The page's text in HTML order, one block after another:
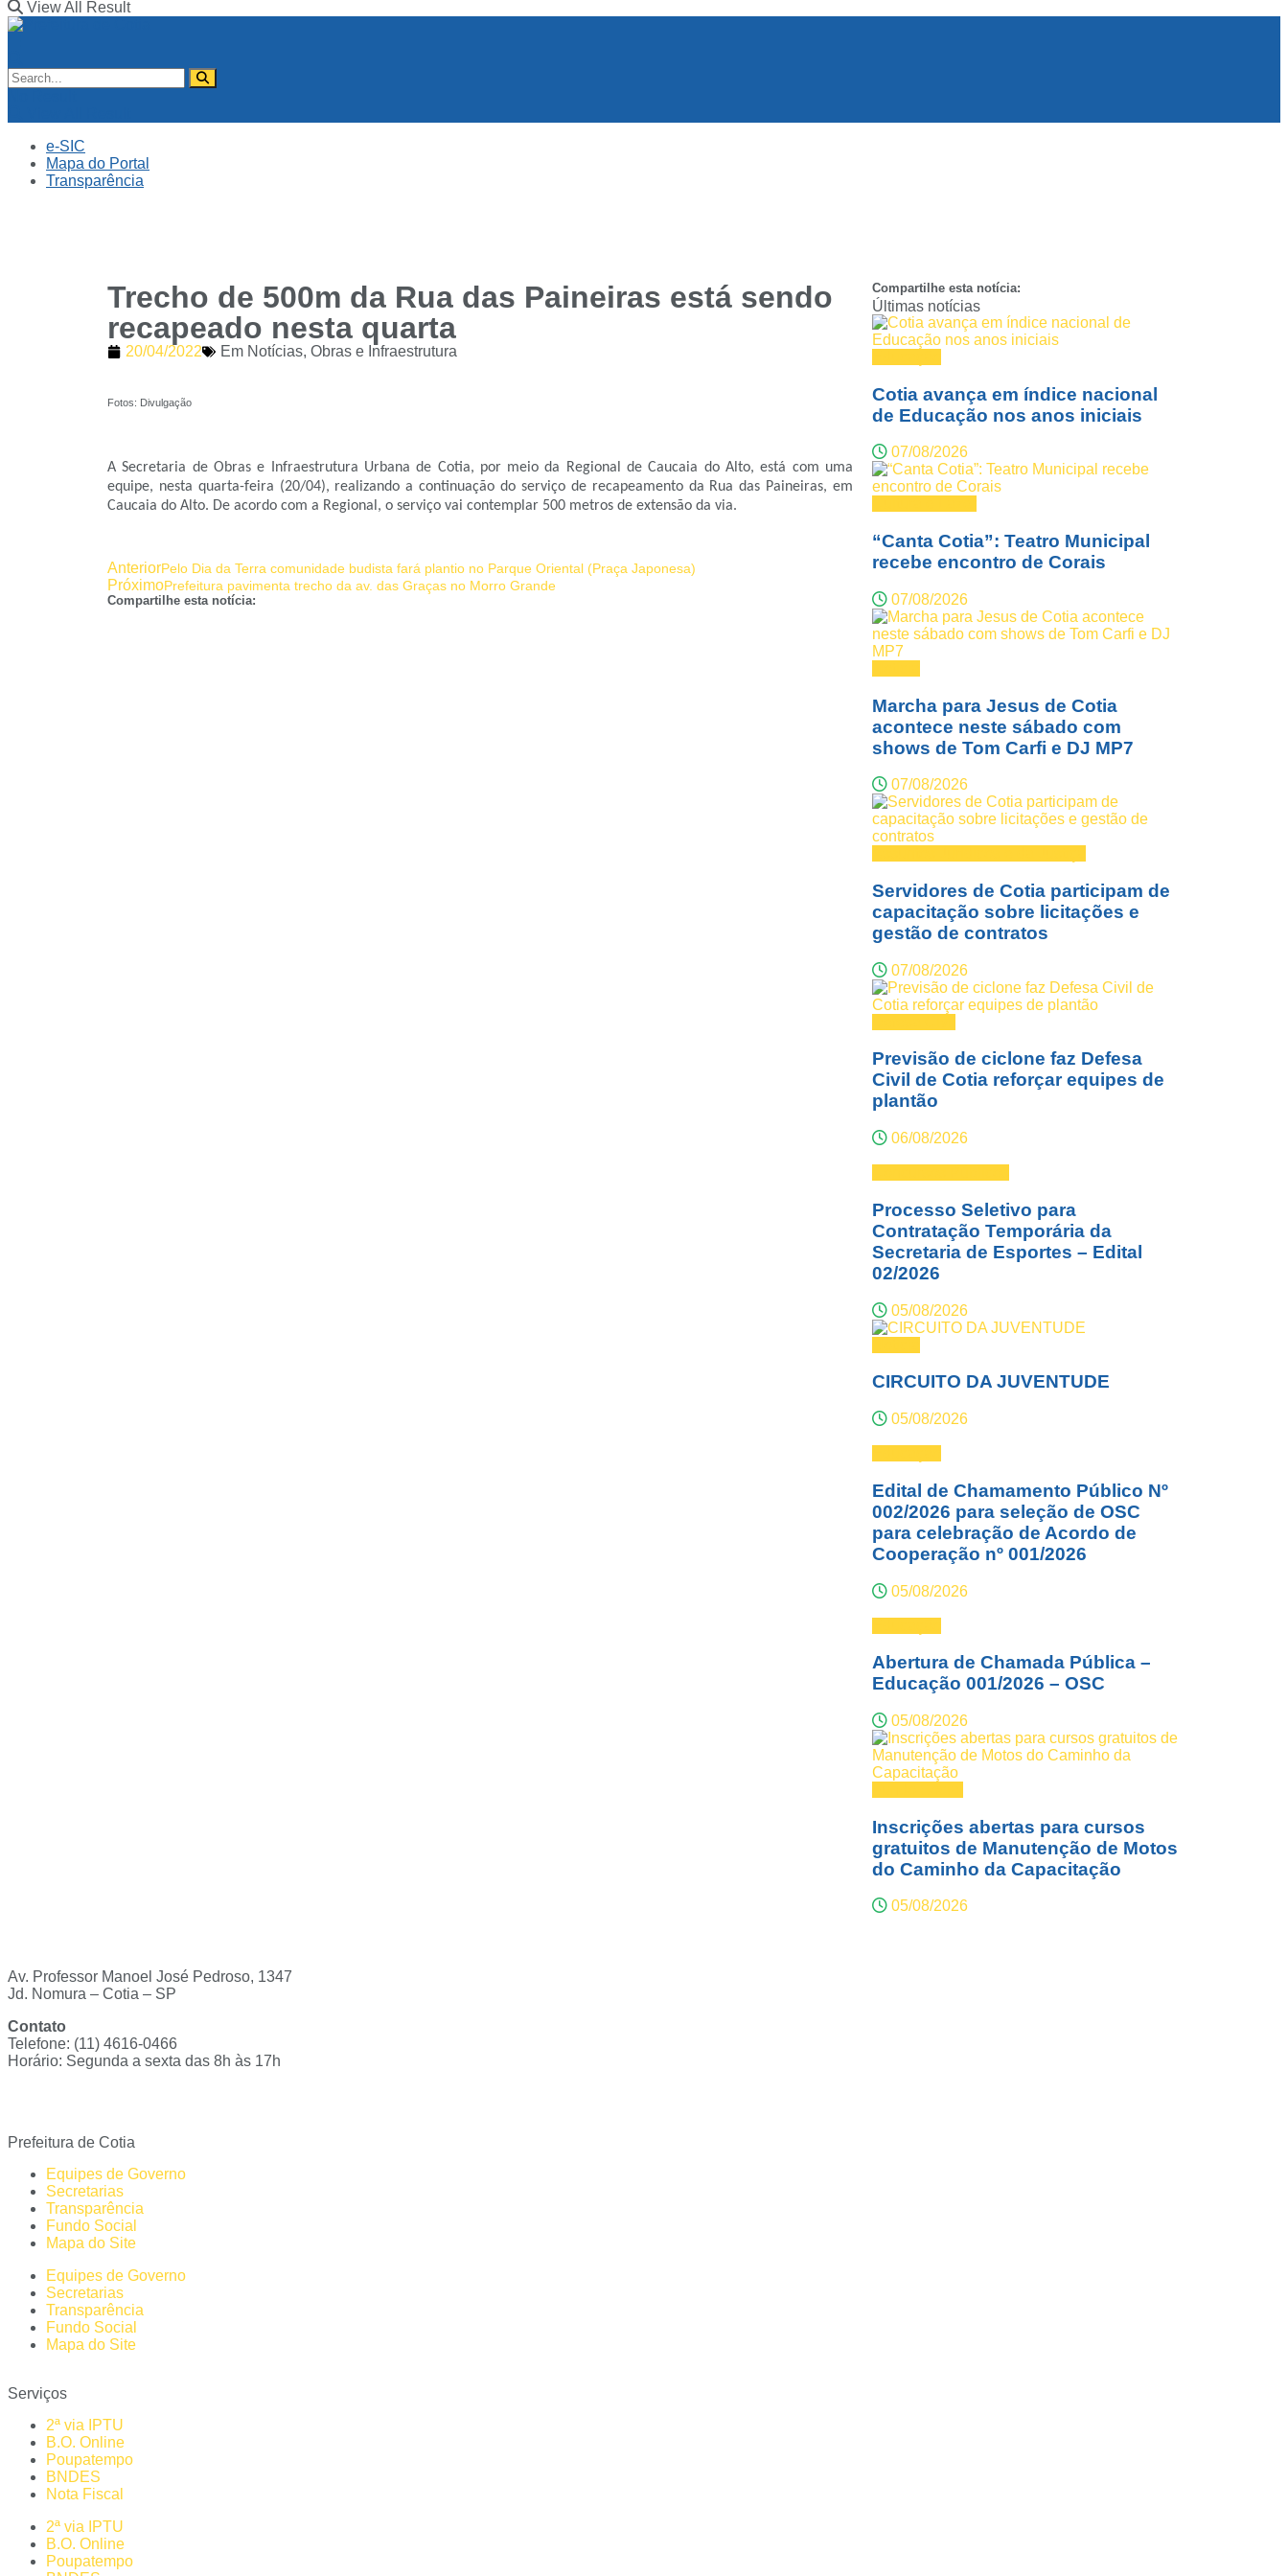
View All Result
e-SIC
Mapa do Portal
Transparência
Trecho de 500m da Rua das Paineiras está sendo
recapeado nesta quarta
20/04/2022 Em Notícias, Obras e Infraestrutura
Fotos: Divulgação
A Secretaria de Obras e Infraestrutura Urbana de Cotia, por meio da Regional de Caucaia do Alto, está com uma
equipe, nesta quarta-feira (20/04), realizando a continuação do serviço de recapeamento da Rua das Paineiras, em
Caucaia do Alto. De acordo com a Regional, o serviço vai contemplar 500 metros de extensão da via.
AnteriorPelo Dia da Terra comunidade budista fará plantio no Parque Oriental (Praça Japonesa)
PróximoPrefeitura pavimenta trecho da av. das Graças no Morro Grande
Compartilhe esta notícia:
Compartilhe esta notícia:
Últimas notícias
Cotia avança em índice nacional
de Educação nos anos iniciais
07/08/2026
“Canta Cotia”: Teatro Municipal
recebe encontro de Corais
07/08/2026
Marcha para Jesus de Cotia
acontece neste sábado com
shows de Tom Carfi e DJ MP7
07/08/2026
Servidores de Cotia participam de
capacitação sobre licitações e
gestão de contratos
07/08/2026
Previsão de ciclone faz Defesa
Civil de Cotia reforçar equipes de
plantão
06/08/2026
Processo Seletivo para
Contratação Temporária da
Secretaria de Esportes – Edital
02/2026
05/08/2026
CIRCUITO DA JUVENTUDE
05/08/2026
Edital de Chamamento Público Nº
002/2026 para seleção de OSC
para celebração de Acordo de
Cooperação nº 001/2026
05/08/2026
Abertura de Chamada Pública –
Educação 001/2026 – OSC
05/08/2026
Inscrições abertas para cursos
gratuitos de Manutenção de Motos
do Caminho da Capacitação
05/08/2026
Av. Professor Manoel José Pedroso, 1347
Jd. Nomura – Cotia – SP
Contato
Telefone: (11) 4616-0466
Horário: Segunda a sexta das 8h às 17h
Prefeitura de Cotia
Equipes de Governo
Secretarias
Transparência
Fundo Social
Mapa do Site
Equipes de Governo
Secretarias
Transparência
Fundo Social
Mapa do Site
Serviços
2ª via IPTU
B.O. Online
Poupatempo
BNDES
Nota Fiscal
2ª via IPTU
B.O. Online
Poupatempo